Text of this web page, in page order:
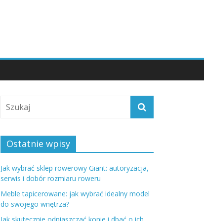
Ostatnie wpisy
Jak wybrać sklep rowerowy Giant: autoryzacja,
serwis i dobór rozmiaru roweru
Meble tapicerowane: jak wybrać idealny model
do swojego wnętrza?